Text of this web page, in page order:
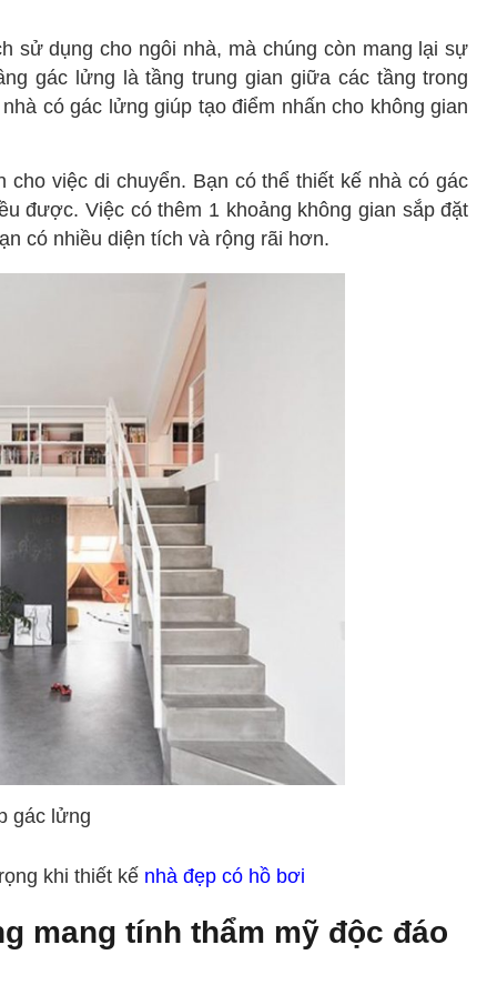
sử dụng cho ngôi nhà, mà chúng còn mang lại sự
gác lửng là tầng trung gian giữa các tầng trong
có gác lửng giúp tạo điểm nhấn cho không gian
việc di chuyển. Bạn có thể thiết kế nhà có gác
được. Việc có thêm 1 khoảng không gian sắp đặt
có nhiều diện tích và rộng rãi hơn.
gác lửng
khi thiết kế nhà đẹp có hồ bơi
mang tính thẩm mỹ độc đáo